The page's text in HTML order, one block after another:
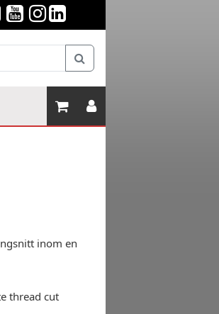
inom en
thread cut